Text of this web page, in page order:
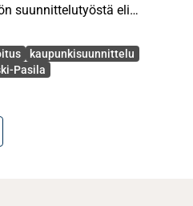
suunnittelutyöstä eli
välittämään jokaista
maankäyttö- ja
avoimuutta ja
vuosikymmeninä
kaupunkisuunnittelu
Pasila